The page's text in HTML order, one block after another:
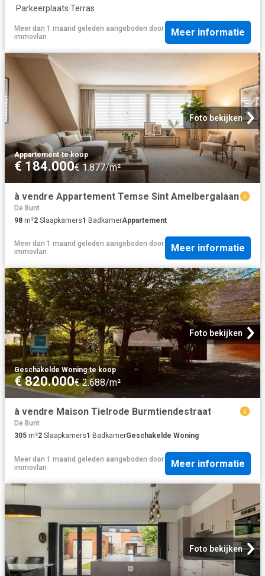
·Parkeerplaats·Terras
Meer dan 1 maand geleden aangeboden door
immovlan
Meer informatie
Foto bekijken
Appartement·te koop
€ 184.000€ 1.877/m²
à vendre Appartement Temse Sint Amelbergalaan
De Bunt
98 m²2 Slaapkamers1 BadkamerAppartement
Meer dan 1 maand geleden aangeboden door
immovlan
Meer informatie
Foto bekijken
Geschakelde Woning·te koop
€ 820.000€ 2.688/m²
à vendre Maison Tielrode Burmtiendestraat
De Bunt
305 m²2 Slaapkamers1 BadkamerGeschakelde Woning
Meer dan 1 maand geleden aangeboden door
immovlan
Meer informatie
Foto bekijken